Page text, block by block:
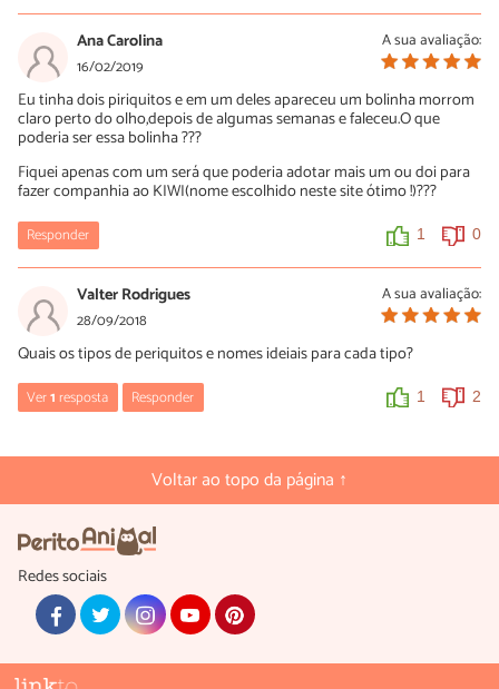
A sua avaliação:
Ana Carolina
16/02/2019
Eu tinha dois piriquitos e em um deles apareceu um bolinha morrom
claro perto do olho,depois de algumas semanas e faleceu.O que
poderia ser essa bolinha ???
Fiquei apenas com um será que poderia adotar mais um ou doi para
fazer companhia ao KIWI(nome escolhido neste site ótimo !)???
Responder 1 0
A sua avaliação:
Valter Rodrigues
28/09/2018
Quais os tipos de periquitos e nomes ideiais para cada tipo?
Ver1resposta Responder 1 2
16/02/2019
Olha não sei se irá ajudar, mais pesquisei e achei este site, olhei a
cor do meu periquito e fui direto nos nomes para a cor verde.
Vc pode fazer o mesmo !
Olhe a cor do seu periquito e vá direito para a cor com os nomes
,se ele não for amarelo nem verde vc vê os nomes que vc gostou
e vê se combina com o seu bichinho....
Por exemplo não adianta escolher um nome que não combine
Voltar ao topo da página ↑
Redes sociais